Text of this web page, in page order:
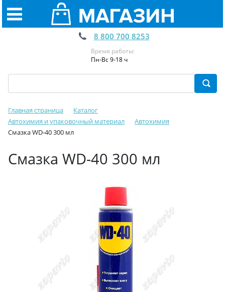
8 800 700 8253
Время работы:
Пн-Вс 9-18 ч
Главная страница
Каталог
Автохимия и упаковочный материал
Автохимия
Смазка WD-40 300 мл
Смазка WD-40 300 мл